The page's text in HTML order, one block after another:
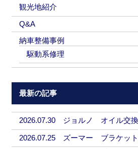
観光地紹介
Q&A
納車整備事例
駆動系修理
最新の記事
2026.07.30 ジョルノ オイル交換
2026.07.25 ズーマー ブラケッ